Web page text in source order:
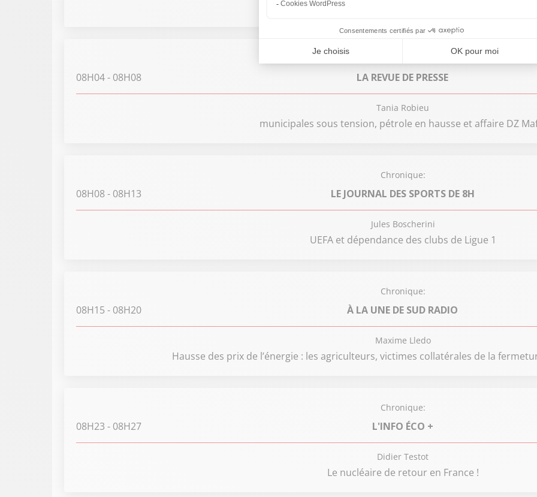
Méningite : faut-il craindre une épidémie en France ?
08H04- 08H08 LA REVUE DE PRESSE
Tania Robieu
municipales sous tension, pétrole en hausse et affaire DZ
Chronique:
08H08- 08H13 LE JOURNAL DES SPORTS DE 8H
Jules Boscherini
UEFA et dépendance des clubs de Ligue 1
Chronique:
08H15 - 08H20 À LA UNE DE SUD RADIO
Maxime Lledo
Hausse des prix de l’énergie : les agriculteurs, victimes collatérales de la
Chronique:
08H23 - 08H27 L'INFO ÉCO +
Didier Testot
Le nucléaire de retour en France !